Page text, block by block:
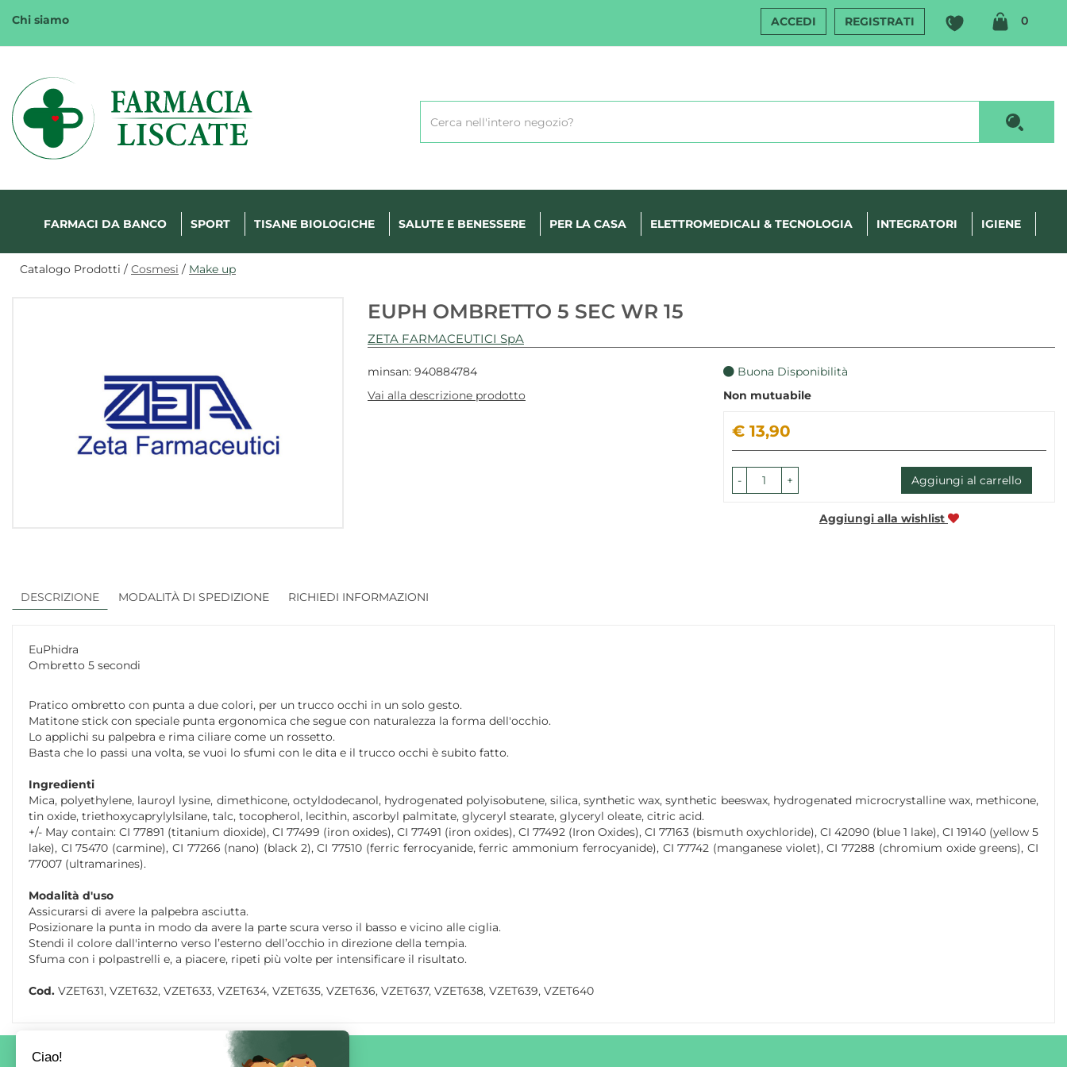
Chi siamo ACCEDI REGISTRATI 0
Margherita
FarmaWeb
Prodotto
FARMACI DA BANCO SPORT TISANE BIOLOGICHE SALUTE E BENESSERE PER LA CASA ELETTROMEDICALI & TECNOLOGIA INTEGRATORI IGIENE
Catalogo Prodotti / Cosmesi / Make up
EUPH OMBRETTO 5 SEC WR 15
ZETA FARMACEUTICI SpA
minsan: 940884784
Vai alla descrizione prodotto
Buona Disponibilità
Non mutuabile
Prezzo
€ 13,90
- + Aggiungi al carrello
Aggiungi alla wishlist
DESCRIZIONE MODALITÀ DI SPEDIZIONE RICHIEDI INFORMAZIONI
EuPhidra
Ombretto 5 secondi
Pratico ombretto con punta a due colori, per un trucco occhi in un solo gesto.
Matitone stick con speciale punta ergonomica che segue con naturalezza la forma dell'occhio.
Lo applichi su palpebra e rima ciliare come un rossetto.
Basta che lo passi una volta, se vuoi lo sfumi con le dita e il trucco occhi è subito fatto.
Ingredienti
Mica, polyethylene, lauroyl lysine, dimethicone, octyldodecanol, hydrogenated polyisobutene, silica, synthetic wax, synthetic beeswax, hydrogenated microcrystalline wax, methicone,
tin oxide, triethoxycaprylylsilane, talc, tocopherol, lecithin, ascorbyl palmitate, glyceryl stearate, glyceryl oleate, citric acid.
+/- May contain: CI 77891 (titanium dioxide), CI 77499 (iron oxides), CI 77491 (iron oxides), CI 77492 (Iron Oxides), CI 77163 (bismuth oxychloride), CI 42090 (blue 1 lake), CI 19140 (yellow 5
lake), CI 75470 (carmine), CI 77266 (nano) (black 2), CI 77510 (ferric ferrocyanide, ferric ammonium ferrocyanide), CI 77742 (manganese violet), CI 77288 (chromium oxide greens), CI
77007 (ultramarines).
Modalità d'uso
Assicurarsi di avere la palpebra asciutta.
Posizionare la punta in modo da avere la parte scura verso il basso e vicino alle ciglia.
Stendi il colore dall'interno verso l’esterno dell’occhio in direzione della tempia.
Sfuma con i polpastrelli e, a piacere, ripeti più volte per intensificare il risultato.
Cod. VZET631, VZET632, VZET633, VZET634, VZET635, VZET636, VZET637, VZET638, VZET639, VZET640